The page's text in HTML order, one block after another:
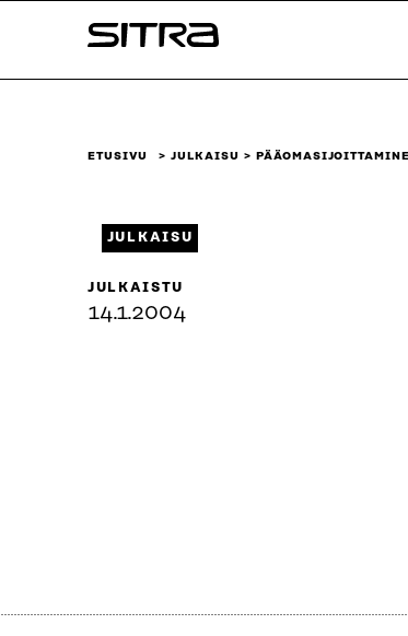
sisältöön
Sitra
ETUSIVU JULKAISU
JULKAISU
JULKAISTU
14.1.2004